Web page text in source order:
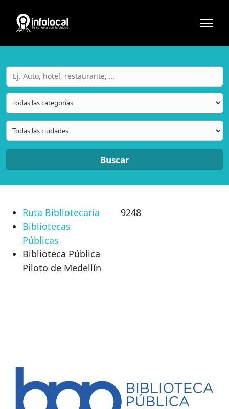
Buscar
Ruta Bibliotecaria
Bibliotecas
Públicas
Biblioteca Pública
Piloto de Medellín
9248